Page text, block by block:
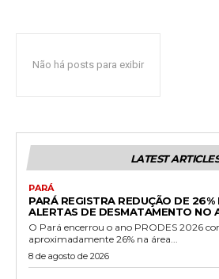
Não há posts para exibir
LATEST
PARÁ
PARÁ REGISTRA REDUÇÃO DE 26%
ALERTAS DE DESMATAMENTO NO
O Pará encerrou o ano PRODES 2026
aproximadamente 26% na área...
8 de agosto de 2026